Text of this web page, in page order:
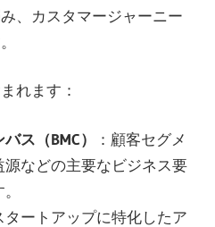
、カスタマージャーニー
れます：
ス（BMC）
：顧客セグメ
などの主要なビジネス要
タートアップに特化したア